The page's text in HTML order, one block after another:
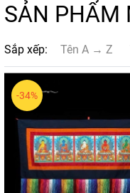
SẢN PHẨM
Sắp xếp: Tên A → Z
-34%